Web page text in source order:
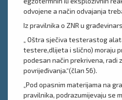
odvojene a način odvajanja
Iz pravilnika o ZNR u
„ Oštra sječiva testerastog
testere,dlijeta i slično) moraju
podesan način prekrivena, radi
povrijeđivanja.“(član 56).
„Pod opasnim materijama na
pravilnika, podrazumijevaju se